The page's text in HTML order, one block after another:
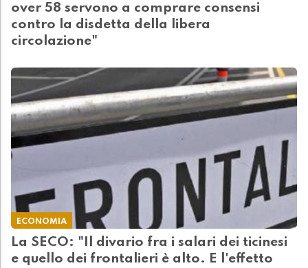
over 58 servono a comprare consensi
contro la disdetta della libera
circolazione"
ECONOMIA
La SECO: "Il divario fra i salari dei ticinesi
e quello dei frontalieri è alto. E l'effetto